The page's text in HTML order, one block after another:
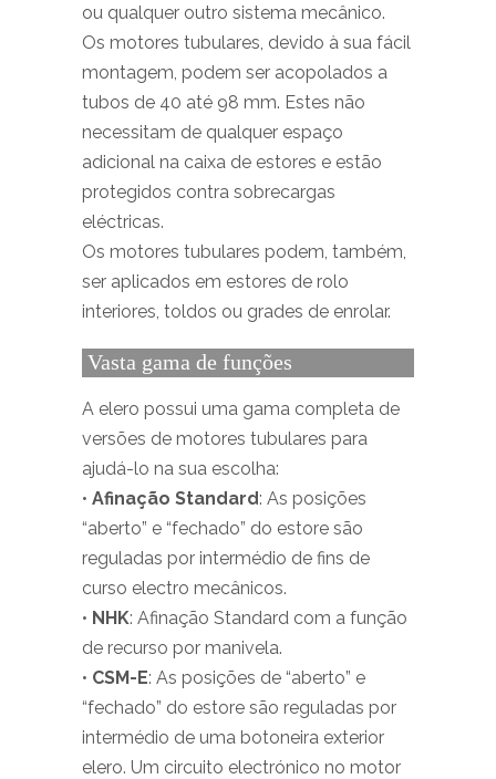
ou qualquer outro sistema mecânico.
Os motores tubulares, devido à sua fácil
montagem, podem ser acopolados a
tubos de 40 até 98 mm. Estes não
necessitam de qualquer espaço
adicional na caixa de estores e estão
protegidos contra sobrecargas
eléctricas.
Os motores tubulares podem, também,
ser aplicados em estores de rolo
interiores, toldos ou grades de enrolar.
Vasta gama de funções
A elero possui uma gama completa de
versões de motores tubulares para
ajudá-lo na sua escolha:
• Afinação Standard: As posições
“aberto” e “fechado” do estore são
reguladas por intermédio de fins de
curso electro mecânicos.
• NHK: Afinação Standard com a função
de recurso por manivela.
• CSM-E: As posições de “aberto” e
“fechado” do estore são reguladas por
intermédio de uma botoneira exterior
elero. Um circuito electrónico no motor